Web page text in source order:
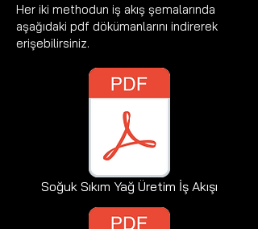
Her iki methodun iş akış şemalarında
aşağıdaki pdf dökümanlarını indirerek
erişebilirsiniz.
Soğuk Sıkım Yağ Üretim İş Akışı